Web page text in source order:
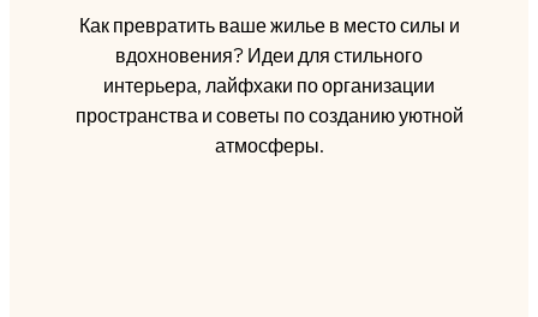
Как превратить ваше жилье в место силы и
вдохновения? Идеи для стильного
интерьера, лайфхаки по организации
пространства и советы по созданию уютной
атмосферы.